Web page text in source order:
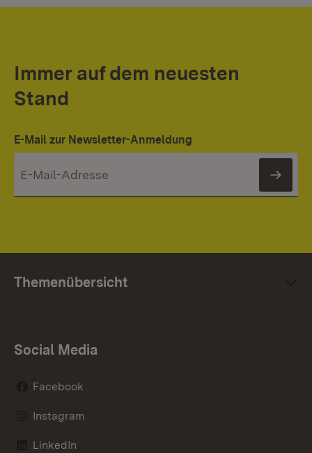
Immer auf dem neuesten
Stand
E-Mail zur Newsletter-Anmeldung
Themenübersicht
Social Media
Facebook
Instagram
LinkedIn